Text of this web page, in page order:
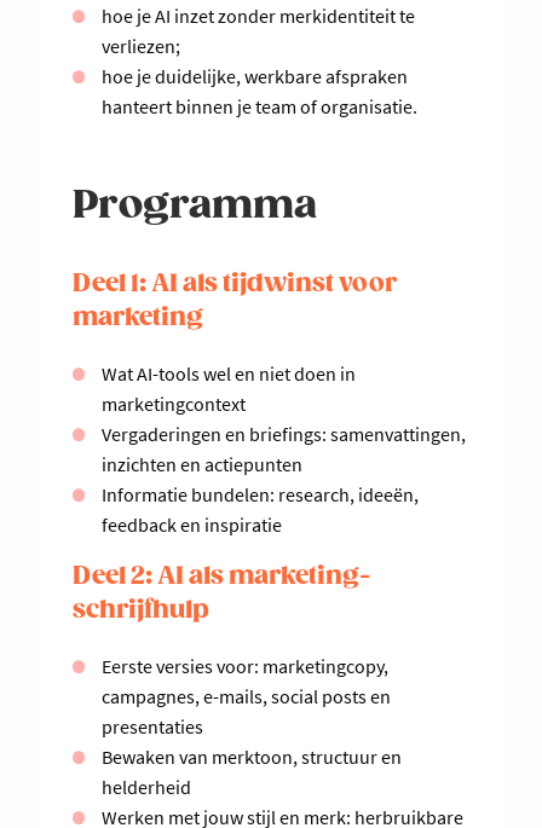
hoe je AI inzet zonder merkidentiteit te
verliezen;
hoe je duidelijke, werkbare afspraken
hanteert binnen je team of organisatie.
Programma
Deel 1: AI als tijdwinst voor
marketing
Wat AI-tools wel en niet doen in
marketingcontext
Vergaderingen en briefings: samenvattingen,
inzichten en actiepunten
Informatie bundelen: research, ideeën,
feedback en inspiratie
Deel 2: AI als marketing-
schrijfhulp
Eerste versies voor: marketingcopy,
campagnes, e-mails, social posts en
presentaties
Bewaken van merktoon, structuur en
helderheid
Werken met jouw stijl en merk: herbruikbare